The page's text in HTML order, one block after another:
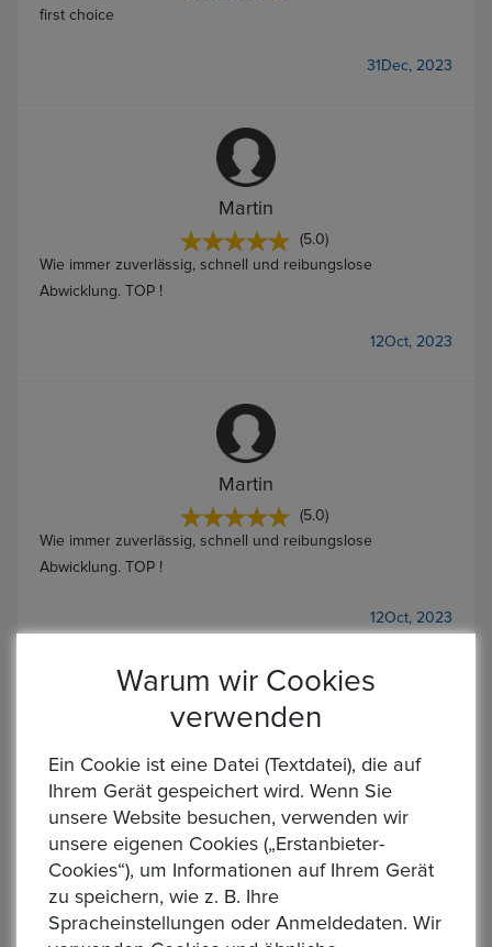
first choice
31Dec, 2023
Martin
(5.0)
Wie immer zuverlässig, schnell und reibungslose
Abwicklung. TOP !
12Oct, 2023
Martin
(5.0)
Wie immer zuverlässig, schnell und reibungslose
Abwicklung. TOP !
12Oct, 2023
Martin
(5.0)
Wie immer zuverlässig, schnell und reibungslose
Abwicklung. TOP !
Warum wir Cookies
verwenden
Ein Cookie ist eine Datei (Textdatei), die auf
Ihrem Gerät gespeichert wird. Wenn Sie
unsere Website besuchen, verwenden wir
unsere eigenen Cookies („Erstanbieter-
Cookies“), um Informationen auf Ihrem Gerät
zu speichern, wie z. B. Ihre
Spracheinstellungen oder Anmeldedaten. Wir